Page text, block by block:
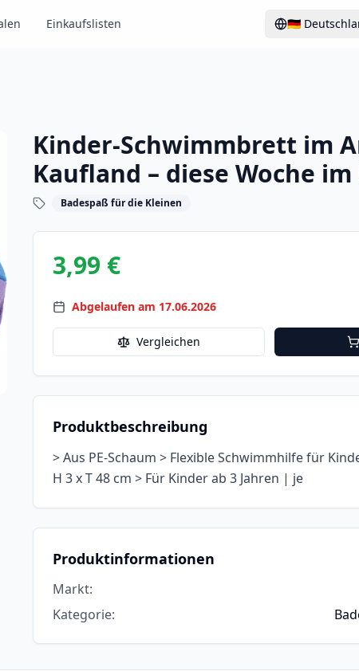
Einkaufslisten 🇩🇪
Kinder-Schwimmbrett im
Kaufland – diese Woche
Badespaß für die Kleinen
3,99 €
Abgelaufen am 17.06.2026
Vergleichen
Produktbeschreibung
> Aus PE-Schaum > Flexible Schwimmhilfe für
H 3 x T 48 cm > Für Kinder ab 3 Jahren | je
Produktinformationen
Markt:
Kategorie: